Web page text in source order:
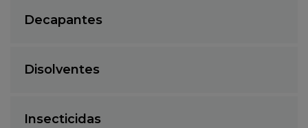
Decapantes
Disolventes
Insecticidas